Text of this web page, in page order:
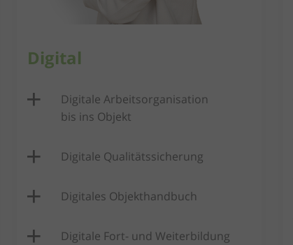
Digital
Digitale Arbeitsorganisation
bis ins Objekt​
Digitale Qualitätssicherung ​
Digitales Objekthandbuch​
Digitale Fort- und Weiterbildung​